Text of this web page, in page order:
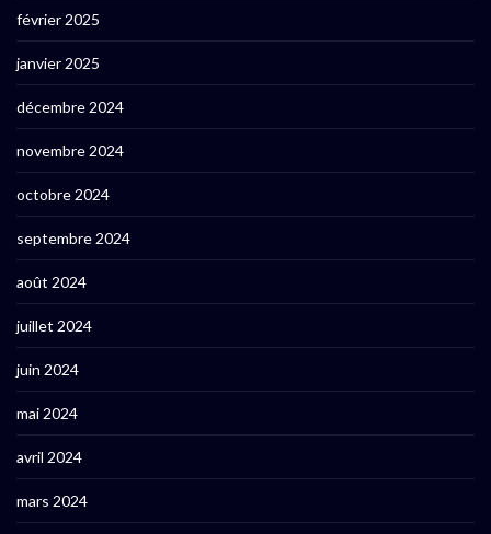
février 2025
janvier 2025
décembre 2024
novembre 2024
octobre 2024
septembre 2024
août 2024
juillet 2024
juin 2024
mai 2024
avril 2024
mars 2024